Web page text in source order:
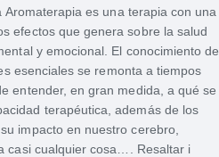
es una terapia con una
efectos que genera sobre la salud
y emocional. El conocimiento de
esenciales se remonta a tiempos
entender, en gran medida, a qué se
terapéutica, además de los
impacto en nuestro cerebro,
casi cualquier cosa…. Resaltar i